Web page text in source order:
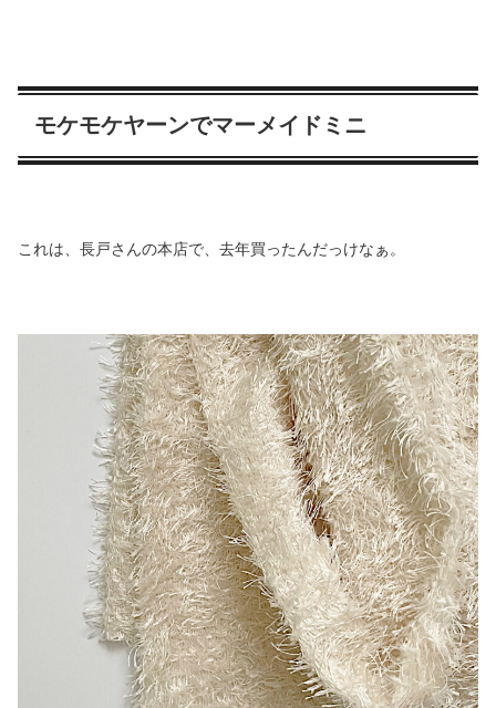
モケモケヤーンでマーメイドミニ
これは、長戸さんの本店で、去年買ったんだっけなぁ。